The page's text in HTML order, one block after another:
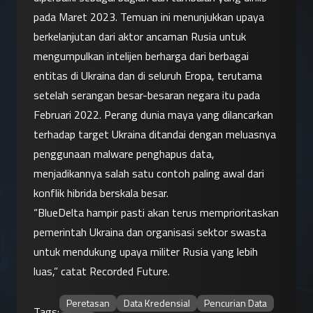
pada Maret 2023. Temuan ini menunjukkan upaya
berkelanjutan dari aktor ancaman Rusia untuk
mengumpulkan intelijen berharga dari berbagai
entitas di Ukraina dan di seluruh Eropa, terutama
setelah serangan besar-besaran negara itu pada
Februari 2022. Perang dunia maya yang dilancarkan
terhadap target Ukraina ditandai dengan meluasnya
penggunaan malware penghapus data,
menjadikannya salah satu contoh paling awal dari
konflik hibrida berskala besar.
“BlueDelta hampir pasti akan terus memprioritaskan
pemerintah Ukraina dan organisasi sektor swasta
untuk mendukung upaya militer Rusia yang lebih
luas,” catat Recorded Future.
Peretasan Data Kredensial
Pencurian Data